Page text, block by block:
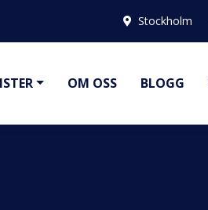
Stockholm
OM OSS BLOGG